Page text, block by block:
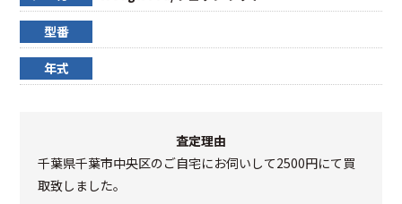
型番
年式
査定理由
千葉県千葉市中央区のご自宅にお伺いして2500円にて買
取致しました。